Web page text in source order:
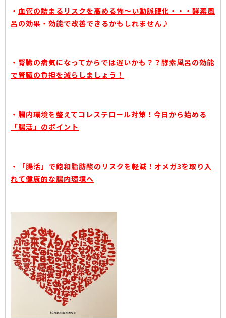
・ 血管の詰まるリスクを高める怖～い動脈硬化・・・酵素風
呂の効果・効能で改善できるかもしれません♪
・ 腎臓の病気になってからでは遅いかも？？酵素風呂の効能
で腎臓の負担を減らしましょう！
・ 腸内環境を整えてコレステロール対策！今日から始める
「腸活」のポイント
・
「腸活」で飽和脂肪酸のリスクを軽減！オメガ3を取り入
れて健康的な腸内環境へ